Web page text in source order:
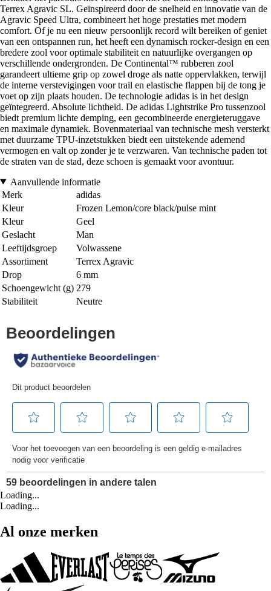
Terrex Agravic SL. Geïnspireerd door de snelheid en innovatie van de
Agravic Speed Ultra, combineert het hoge prestaties met modern
comfort. Of je nu een nieuw persoonlijk record wilt bereiken of geniet
van een ontspannen run, het heeft een dynamisch rocker-design en een
bredere zool voor optimale stabiliteit en natuurlijke overgangen op
verschillende ondergronden. De Continental™ rubberen zool
garandeert ultieme grip op zowel droge als natte oppervlakken, terwijl
de interne verstevigingen voor trail en elastische flappen bij de tong je
voet op zijn plaats houden. De technologie adidas is in het design
geïntegreerd. Absolute lichtheid. De adidas Lightstrike Pro tussenzool
biedt premium lichte demping, een gecombineerde energieteruggave
en maximale dynamiek. Bovenmateriaal van technische mesh versterkt
met duurzame TPU-inzetstukken biedt een uitstekende ademend
vermogen en valt op zonder je te verzwaren. Van technische paden tot
de straten van de stad, deze schoen is gemaakt voor avontuur.
Aanvullende informatie
Merk
adidas
Kleur
Frozen Lemon/core black/pulse mint
Kleur
Geel
Geslacht
Man
Leeftijdsgroep
Volwassene
Assortiment
Terrex Agravic
Drop
6 mm
Schoengewicht (g) 279
Stabiliteit
Neutre
Loading...
Loading...
Al onze merken